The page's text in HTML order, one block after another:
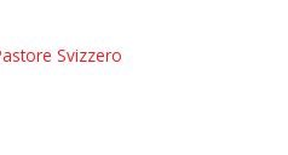
Svizzero